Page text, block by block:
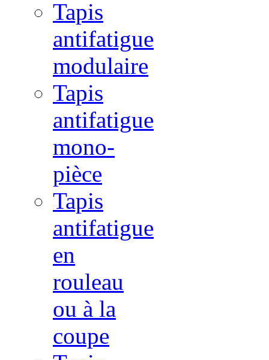
Tapis
antifatigue
modulaire
Tapis
antifatigue
mono-
pièce
Tapis
antifatigue
en
rouleau
ou à la
coupe